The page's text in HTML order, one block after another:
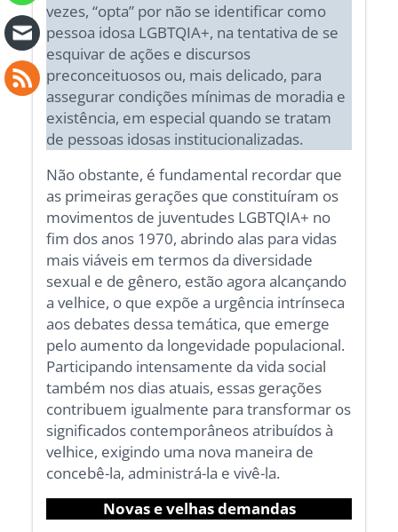
vezes, “opta” por não se identificar como
pessoa idosa LGBTQIA+, na tentativa de se
esquivar de ações e discursos
preconceituosos ou, mais delicado, para
assegurar condições mínimas de moradia e
existência, em especial quando se tratam
de pessoas idosas institucionalizadas.
Não obstante, é fundamental recordar que
as primeiras gerações que constituíram os
movimentos de juventudes LGBTQIA+ no
fim dos anos 1970, abrindo alas para vidas
mais viáveis em termos da diversidade
sexual e de gênero, estão agora alcançando
a velhice, o que expõe a urgência intrínseca
aos debates dessa temática, que emerge
pelo aumento da longevidade populacional.
Participando intensamente da vida social
também nos dias atuais, essas gerações
contribuem igualmente para transformar os
significados contemporâneos atribuídos à
velhice, exigindo uma nova maneira de
concebê-la, administrá-la e vivê-la.
Novas e velhas demandas